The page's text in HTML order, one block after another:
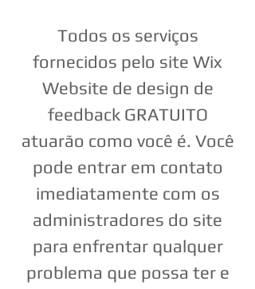
Todos os serviços
fornecidos pelo site Wix
Website de design de
feedback GRATUITO
atuarão como você é. Você
pode entrar em contato
imediatamente com os
administradores do site
para enfrentar qualquer
problema que possa ter e